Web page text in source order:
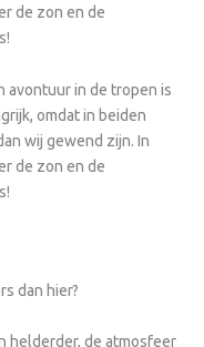
de zon en de
avontuur in de tropen is
omdat in beiden
wij gewend zijn. In
de zon en de
dan hier?
helderder, de atmosfeer